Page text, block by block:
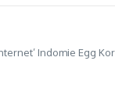
Indomie Egg